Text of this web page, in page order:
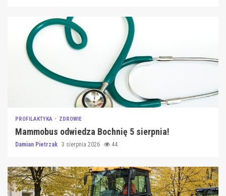
PROFILAKTYKA ZDROWIE
Mammobus odwiedza Bochnię 5 sierpnia!
Damian Pietrzak 3 sierpnia 2026 44